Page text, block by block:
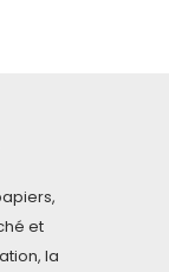
et
la